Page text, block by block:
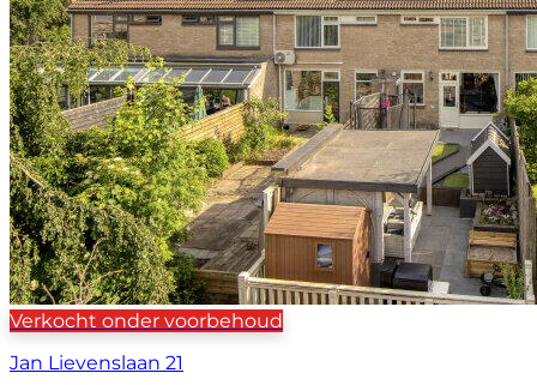
Verkocht onder voorbehoud
Jan Lievenslaan 21